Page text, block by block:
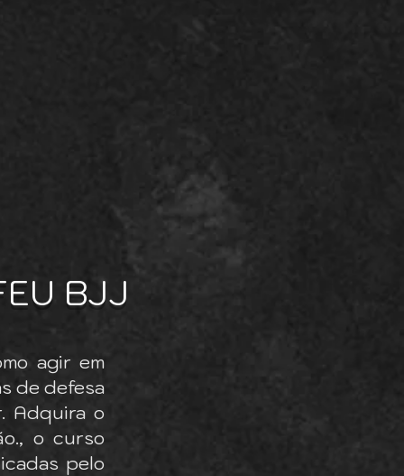
BJJ
agir em
de defesa
Adquira o
o curso
pelo